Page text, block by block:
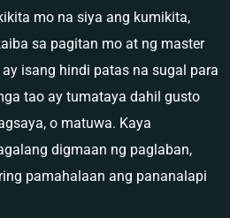
mo na siya ang kumikita,
sa pagitan mo at ng master
isang hindi patas na sugal para
tao ay tumataya dahil gusto
o matuwa. Kaya
digmaan ng paglaban,
pamahalaan ang pananalapi